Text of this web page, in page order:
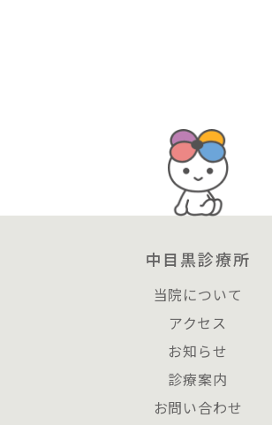
中目黒診療所
当院について
アクセス
お知らせ
診療案内
お問い合わせ